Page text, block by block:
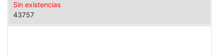
Sin existencias
43757